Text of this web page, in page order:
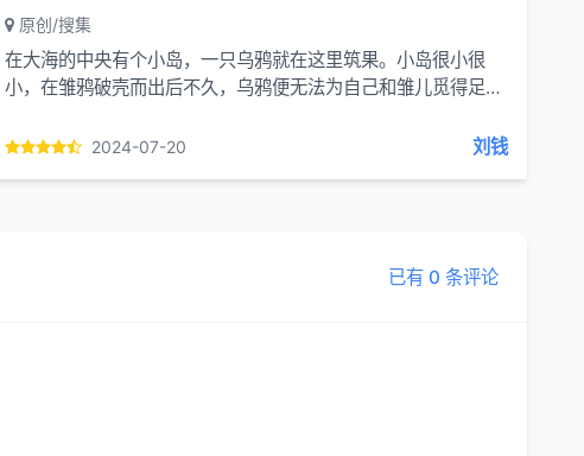
原创/搜集
在大海的中央有个小岛，一只乌鸦就在这里筑果。小岛很小很
小，在雏鸦破壳而出后不久，乌鸦便无法为自己和雏儿觅得足够
2024-07-20 刘钱
已有 0 条评论